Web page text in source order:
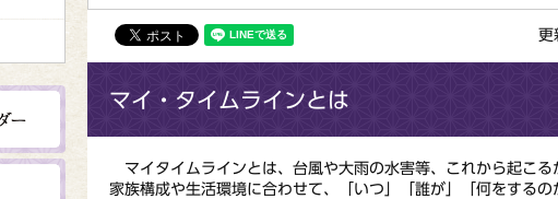
更
マイ・タイムラインとは
マイタイムラインとは、台風や大雨の水害等、これから起こる
家族構成や生活環境に合わせて、「いつ」「誰が」「何をする